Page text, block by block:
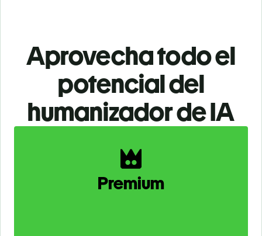
Aprovecha todo el
potencial del
humanizador de IA
Premium